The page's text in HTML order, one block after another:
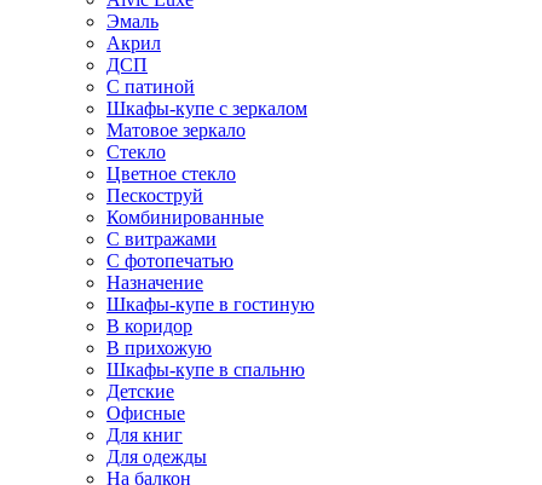
Эмаль
Акрил
ДСП
С патиной
Шкафы-купе с зеркалом
Матовое зеркало
Стекло
Цветное стекло
Пескоструй
Комбинированные
С витражами
С фотопечатью
Назначение
Шкафы-купе в гостиную
В коридор
В прихожую
Шкафы-купе в спальню
Детские
Офисные
Для книг
Для одежды
На балкон